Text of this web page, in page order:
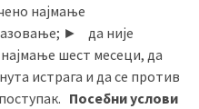
најмање
► да није
шест месеци, да
истрага и да се против
Посебни услови